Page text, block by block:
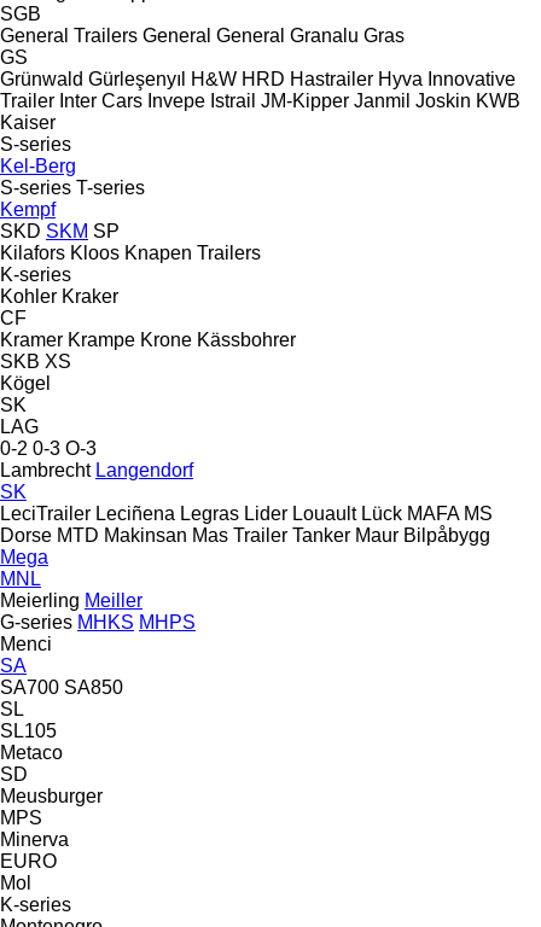
SGB
General Trailers General General Granalu Gras
GS
Grünwald Gürleşenyıl H&W HRD Hastrailer Hyva Innovative
Trailer Inter Cars Invepe Istrail JM-Kipper Janmil Joskin KWB
Kaiser
S-series
Kel-Berg
S-series T-series
Kempf
SKD SKM SP
Kilafors Kloos Knapen Trailers
K-series
Kohler Kraker
CF
Kramer Krampe Krone Kässbohrer
SKB XS
Kögel
SK
LAG
0-2 0-3 O-3
Lambrecht Langendorf
SK
LeciTrailer Leciñena Legras Lider Louault Lück MAFA MS
Dorse MTD Makinsan Mas Trailer Tanker Maur Bilpåbygg
Mega
MNL
Meierling Meiller
G-series MHKS MHPS
Menci
SA
SA700 SA850
SL
SL105
Metaco
SD
Meusburger
MPS
Minerva
EURO
Mol
K-series